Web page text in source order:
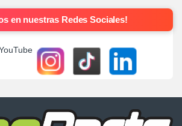
en nuestras Redes Sociales!